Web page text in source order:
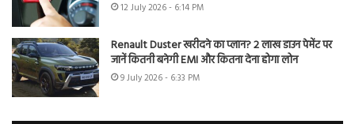
12 July 2026 - 6:14 PM
Renault Duster खरीदने का प्लान? 2 लाख डाउन पेमेंट पर
जानें कितनी बनेगी EMI और कितना देना होगा लोन
9 July 2026 - 6:33 PM